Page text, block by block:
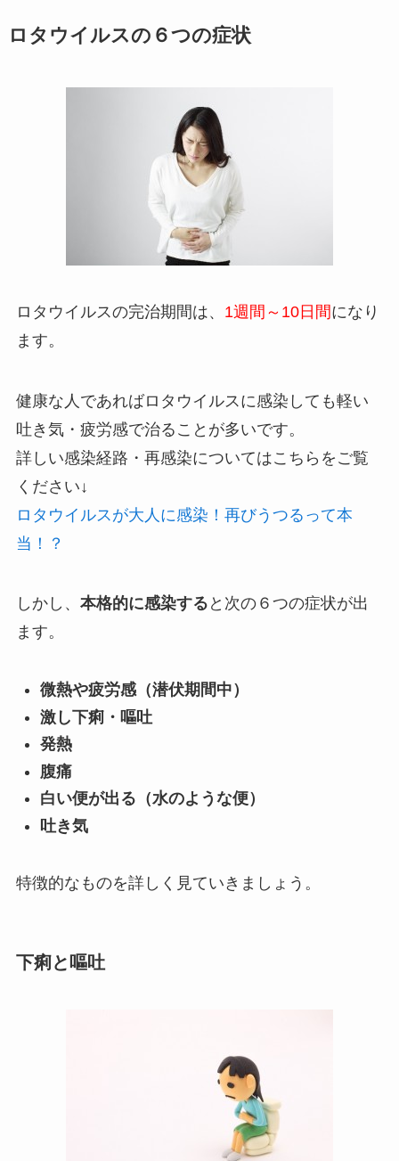
ロタウイルスの６つの症状
ロタウイルスの完治期間は、 1週間～10日間になり
ます。
健康な人であればロタウイルスに感染しても軽い
吐き気・疲労感で治ることが多いです。
詳しい感染経路・再感染についてはこちらをご覧
ください↓
ロタウイルスが大人に感染！再びうつるって本
当！？
しかし、 本格的に感染する と次の６つの症状が出
ます。
微熱や疲労感（潜伏期間中）
激し下痢・嘔吐
発熱
腹痛
白い便が出る（水のような便）
吐き気
特徴的なものを詳しく見ていきましょう。
下痢と嘔吐